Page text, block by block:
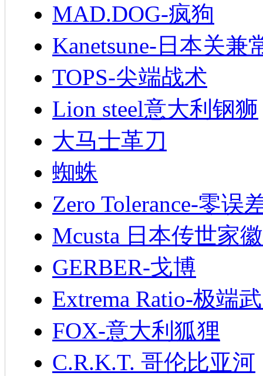
MAD.DOG-疯狗
Kanetsune-日本关兼
TOPS-尖端战术
Lion steel意大利钢狮
大马士革刀
蜘蛛
Zero Tolerance-零误
Mcusta 日本传世家徽
GERBER-戈博
Extrema Ratio-极端
FOX-意大利狐狸
C.R.K.T. 哥伦比亚河